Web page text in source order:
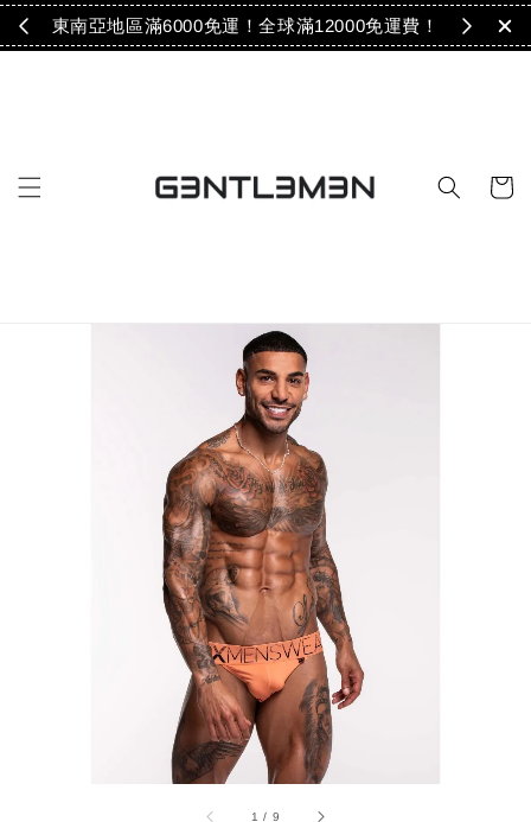
！ 東南亞地區滿6000免運！全球滿12000免運費！
1 / 9